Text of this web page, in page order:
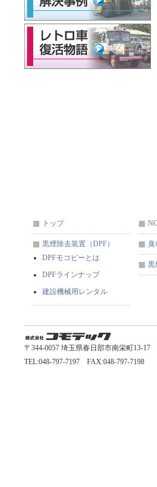
トップ
黒煙除去装置（DPF）
DPFモコビーとは
DPFラインナップ
建設機械用レンタル
臭
黒
〒344-0057 埼玉県春日部市南栄町13-17
TEL:048-797-7197 FAX:048-797-7198